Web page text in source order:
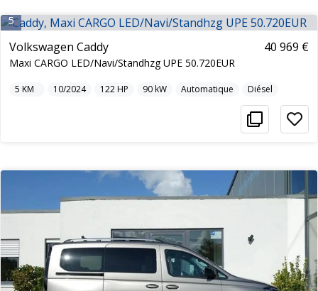
5
Volkswagen Caddy
Maxi CARGO LED/Navi/Standhzg UPE 50.720EUR
40 969 €
5 KM 10/2024 122HP 90kW Automatique Diésel